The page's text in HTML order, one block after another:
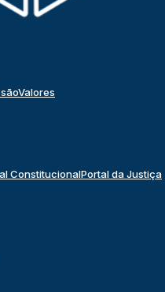
Valores
ConstitucionalPortal da Justiça